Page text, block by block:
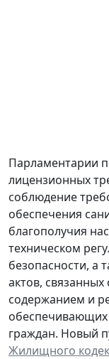
Парламентарии
лицензионных
соблюдение
обеспечения
благополучия
техническом
безопасности, а
актов,
содержанием и
граждан. Новый
Жилищного